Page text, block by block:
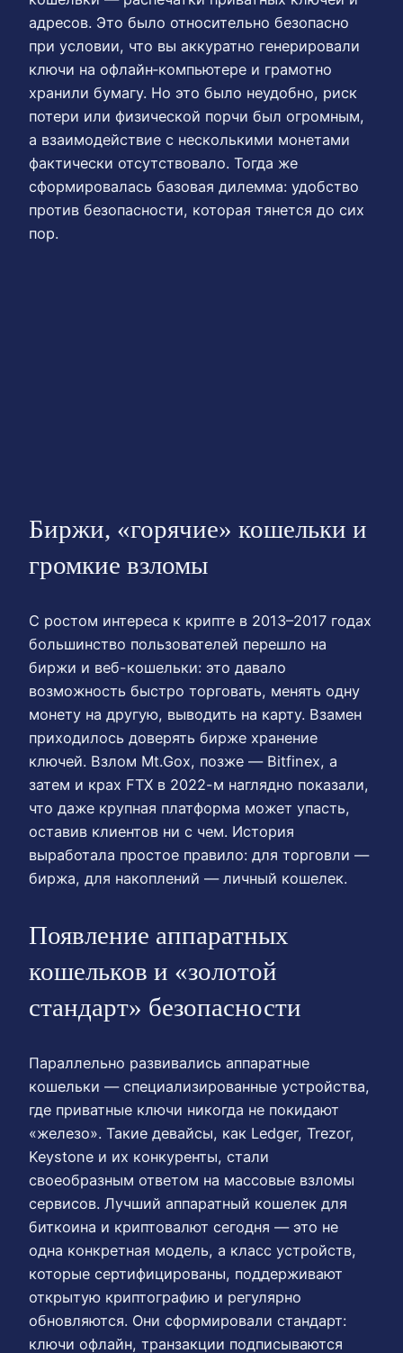
адресов. Это было относительно безопасно
при условии, что вы аккуратно генерировали
ключи на офлайн‑компьютере и грамотно
хранили бумагу. Но это было неудобно, риск
потери или физической порчи был огромным,
а взаимодействие с несколькими монетами
фактически отсутствовало. Тогда же
сформировалась базовая дилемма: удобство
против безопасности, которая тянется до сих
пор.
Биржи, «горячие» кошельки и
громкие взломы
С ростом интереса к крипте в 2013–2017 годах
большинство пользователей перешло на
биржи и веб-кошельки: это давало
возможность быстро торговать, менять одну
монету на другую, выводить на карту. Взамен
приходилось доверять бирже хранение
ключей. Взлом Mt.Gox, позже — Bitfinex, а
затем и крах FTX в 2022-м наглядно показали,
что даже крупная платформа может упасть,
оставив клиентов ни с чем. История
выработала простое правило: для торговли —
биржа, для накоплений — личный кошелек.
Появление аппаратных
кошельков и «золотой
стандарт» безопасности
Параллельно развивались аппаратные
кошельки — специализированные устройства,
где приватные ключи никогда не покидают
«железо». Такие девайсы, как Ledger, Trezor,
Keystone и их конкуренты, стали
своеобразным ответом на массовые взломы
сервисов. Лучший аппаратный кошелек для
биткоина и криптовалют сегодня — это не
одна конкретная модель, а класс устройств,
которые сертифицированы, поддерживают
открытую криптографию и регулярно
обновляются. Они сформировали стандарт:
ключи офлайн, транзакции подписываются